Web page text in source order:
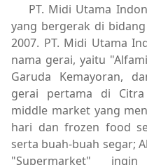
PT. Midi Utama
yang bergerak di
2007. PT. Midi Utama
nama gerai, yaitu
Garuda Kemayoran,
gerai pertama di Citra
middle market yang
hari dan frozen food
serta buah-buah segar;
"Supermarket"